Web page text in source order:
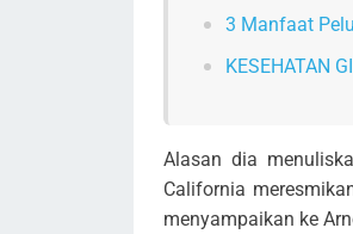
3 Manfaat
KESEHATAN
Alasan dia
California
menyampaikan ke